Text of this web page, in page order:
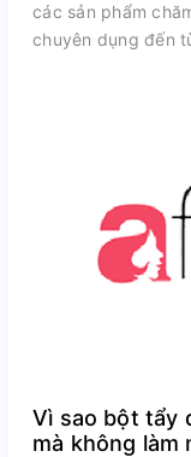
các sản phẩm
chuyên dụng đến
Vì sao bột tẩy
mà không làm